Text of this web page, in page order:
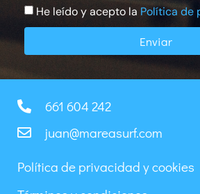
He leído y acepto la Política de
Enviar
661 604 242
juan@mareasurf.com
Política de privacidad y cookies